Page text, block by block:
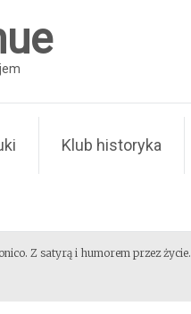
Klub historyka
Z satyrą i humorem przez życie.